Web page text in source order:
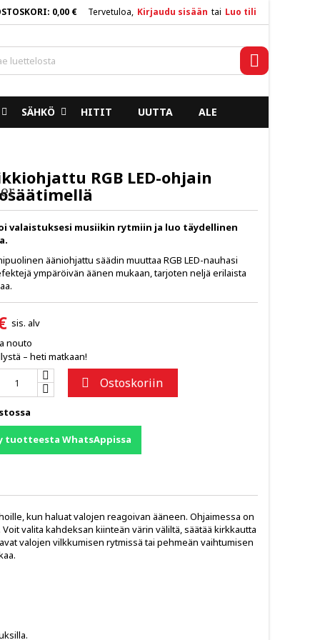
Tervetuloa, Kirjaudu sisään tai Luo tili
0,00 €
SÄHKÖ HITIT UUTTA ALE
RGB LED-ohjain
valaistuksesi musiikin rytmiin ja luo täydellinen
ääniohjattu säädin muuttaa RGB LED-nauhasi
ympäröivän äänen mukaan, tarjoten neljä erilaista
sis. alv
nouto
– heti matkaan!
 Ostoskoriin
tuotteesta WhatsAppissa
kun haluat valojen reagoivan ääneen. Ohjaimessa on
valita kahdeksan kiinteän värin väliltä, säätää kirkkautta
valojen vilkkumisen rytmissä tai pehmeän vaihtumisen
×
×
×